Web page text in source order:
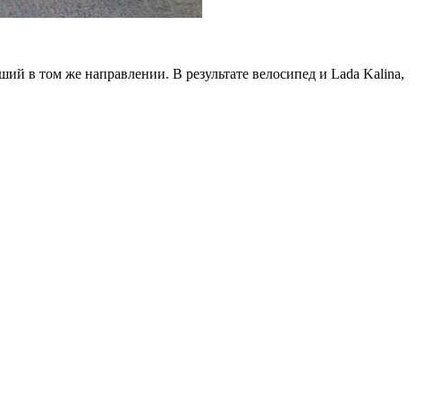
в том же направлении. В результате велосипед и Lada Kalina,